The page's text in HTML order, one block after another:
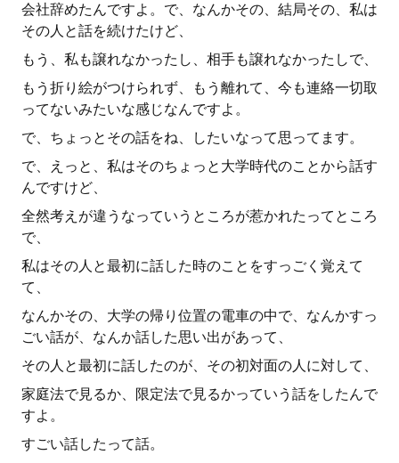
会社辞めたんですよ。で、なんかその、結局その、私は
その人と話を続けたけど、
もう、私も譲れなかったし、相手も譲れなかったしで、
もう折り絵がつけられず、もう離れて、今も連絡一切取
ってないみたいな感じなんですよ。
で、ちょっとその話をね、したいなって思ってます。
で、えっと、私はそのちょっと大学時代のことから話す
んですけど、
全然考えが違うなっていうところが惹かれたってところ
で、
私はその人と最初に話した時のことをすっごく覚えて
て、
なんかその、大学の帰り位置の電車の中で、なんかすっ
ごい話が、なんか話した思い出があって、
その人と最初に話したのが、その初対面の人に対して、
家庭法で見るか、限定法で見るかっていう話をしたんで
すよ。
すごい話したって話。